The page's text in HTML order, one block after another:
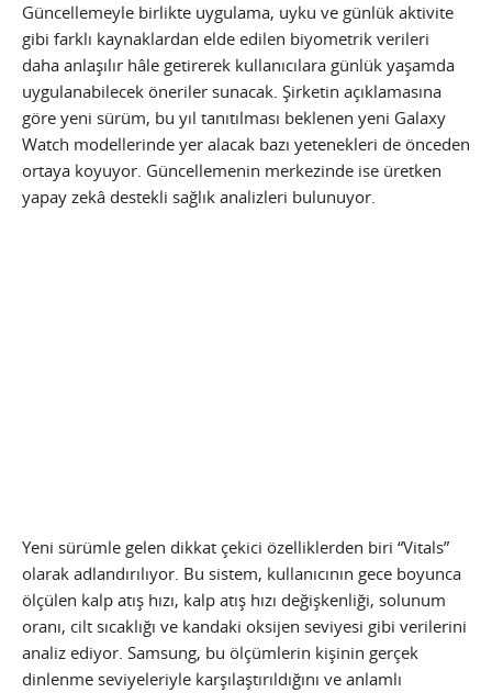
Güncellemeyle birlikte uygulama, uyku ve günlük aktivite
gibi farklı kaynaklardan elde edilen biyometrik verileri
daha anlaşılır hâle getirerek kullanıcılara günlük yaşamda
uygulanabilecek öneriler sunacak. Şirketin açıklamasına
göre yeni sürüm, bu yıl tanıtılması beklenen yeni Galaxy
Watch modellerinde yer alacak bazı yetenekleri de önceden
ortaya koyuyor. Güncellemenin merkezinde ise üretken
yapay zekâ destekli sağlık analizleri bulunuyor.
Yeni sürümle gelen dikkat çekici özelliklerden biri “Vitals”
olarak adlandırılıyor. Bu sistem, kullanıcının gece boyunca
ölçülen kalp atış hızı, kalp atış hızı değişkenliği, solunum
oranı, cilt sıcaklığı ve kandaki oksijen seviyesi gibi verilerini
analiz ediyor. Samsung, bu ölçümlerin kişinin gerçek
dinlenme seviyeleriyle karşılaştırıldığını ve anlamlı